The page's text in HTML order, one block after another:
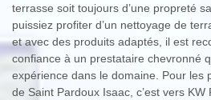
terrasse soit toujours d’une propreté
puissiez profiter d’un nettoyage de
et avec des produits adaptés, il est
confiance à un prestataire chevronné
expérience dans le domaine. Pour les
de Saint Pardoux Isaac, c’est vers KW